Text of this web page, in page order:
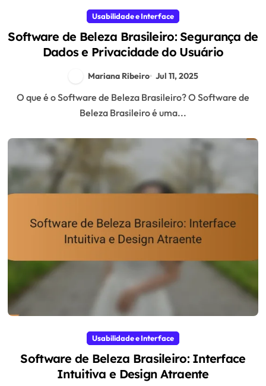
Usabilidade e Interface
Software de Beleza Brasileiro: Segurança de
Dados e Privacidade do Usuário
Mariana Ribeiro Jul 11, 2025
O que é o Software de Beleza Brasileiro? O Software de
Beleza Brasileiro é uma...
Usabilidade e Interface
Software de Beleza Brasileiro: Interface
Intuitiva e Design Atraente